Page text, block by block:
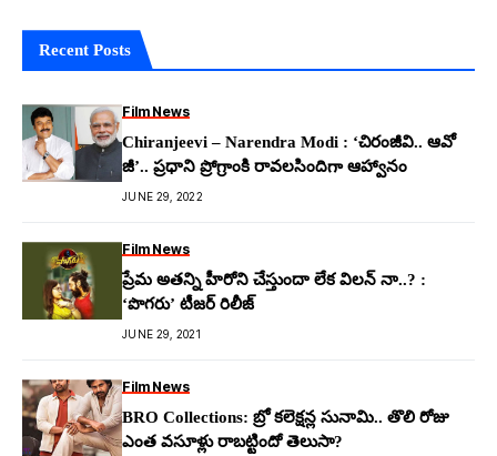
Recent Posts
Film News
Chiranjeevi – Narendra Modi : ‘చిరంజీవి.. ఆవో
జీ’.. ప్రధాని ప్రోగ్రాంకి రావలసిందిగా ఆహ్వానం
JUNE 29, 2022
Film News
ప్రేమ అతన్ని హీరోని చేస్తుందా లేక విలన్ నా..? :
‘పొగరు’ టీజర్ రిలీజ్
JUNE 29, 2021
Film News
BRO Collections: బ్రో క‌లెక్ష‌న్ల సునామి.. తొలి రోజు
ఎంత వ‌సూళ్లు రాబ‌ట్టిందో తెలుసా?